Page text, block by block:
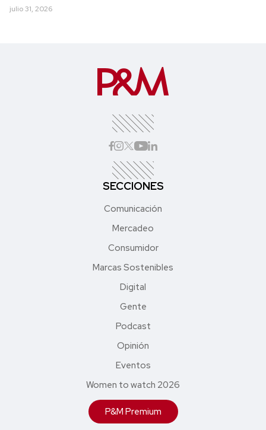
julio 31, 2026
SECCIONES
Comunicación
Mercadeo
Consumidor
Marcas Sostenibles
Digital
Gente
Podcast
Opinión
Eventos
Women to watch 2026
P&M Premium